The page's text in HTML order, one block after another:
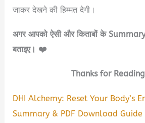
जाकर देखने की हिम्मत देगी।
अगर आपको ऐसी और किताबों के Summary
बताइए। ❤️
Thanks for
DHI Alchemy: Reset Your Body’s
Summary & PDF Download Guide